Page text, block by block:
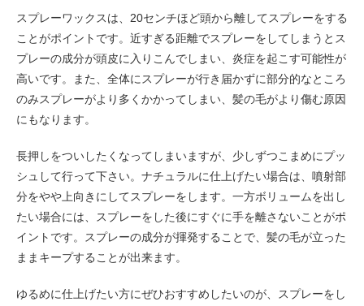
スプレーワックスは、20センチほど頭から離してスプレーをする
ことがポイントです。近すぎる距離でスプレーをしてしまうとス
プレーの成分が頭皮に入りこんでしまい、炎症を起こす可能性が
高いです。また、全体にスプレーが行き届かずに部分的なところ
のみスプレーがより多くかかってしまい、髪の毛がより傷む原因
にもなります。
長押しをついしたくなってしまいますが、少しずつこまめにプッ
シュして行って下さい。ナチュラルに仕上げたい場合は、噴射部
分をやや上向きにしてスプレーをします。一方ボリュームを出し
たい場合には、スプレーをした後にすぐに手を離さないことがポ
イントです。スプレーの成分が揮発することで、髪の毛が立った
ままキープすることが出来ます。
ゆるめに仕上げたい方にぜひおすすめしたいのが、スプレーをし